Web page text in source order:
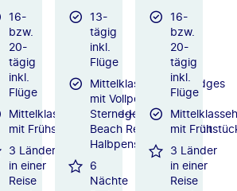
16-
bzw.
20-
tägig
inkl.
Flüge
Mittelklassehotels/Lodges
mit Frühstück
3 Länder
in einer
Reise
13-
tägig
inkl.
Flüge
Mittelklassehotels/Lodges
mit Vollpension / 4.5-
Sterne-Hotel Leopard
Beach Resort & SPA mit
Halbpension
6
Nächte
16-
bzw.
20-
tägig
inkl.
Flüge
mit
3 Länder
in einer
Reise